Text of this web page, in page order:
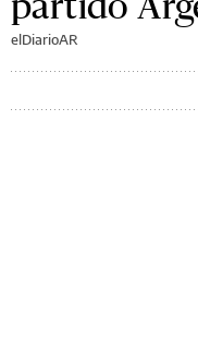
elDiarioAR